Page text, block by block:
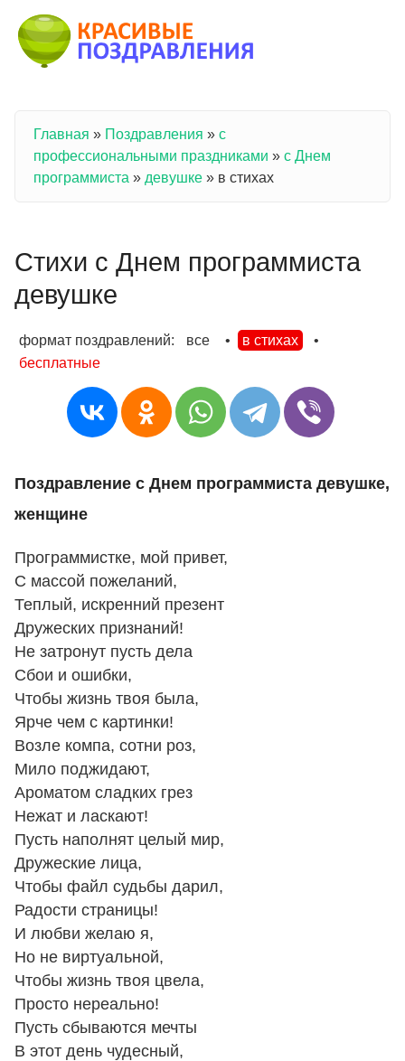
Вы здесь
Главная » Поздравления » с
профессиональными праздниками » с Днем
программиста » девушке » в стихах
Стихи с Днем программиста
девушке
формат поздравлений: все • в стихах
•
бесплатные
Поздравление с Днем программиста девушке,
женщине
Программистке, мой привет,
С массой пожеланий,
Теплый, искренний презент
Дружеских признаний!
Не затронут пусть дела
Сбои и ошибки,
Чтобы жизнь твоя была,
Ярче чем с картинки!
Возле компа, сотни роз,
Мило поджидают,
Ароматом сладких грез
Нежат и ласкают!
Пусть наполнят целый мир,
Дружеские лица,
Чтобы файл судьбы дарил,
Радости страницы!
И любви желаю я,
Но не виртуальной,
Чтобы жизнь твоя цвела,
Просто нереально!
Пусть сбываются мечты
В этот день чудесный,